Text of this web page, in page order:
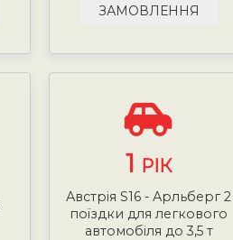
ЗАМОВЛЕННЯ
1 РІК
Австрія S16 - Арльберг 2
поїздки для легкового
автомобіля до 3,5 т